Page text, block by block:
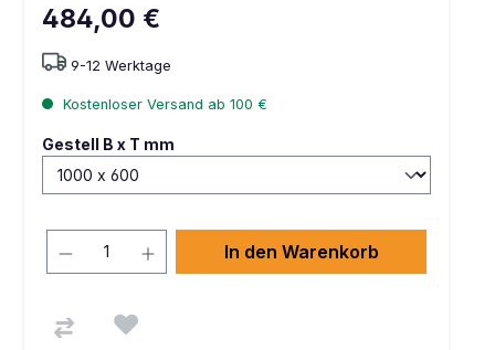
484,00 €
9-12 Werktage
Kostenloser Versand ab 100 €
Gestell B x T mm
In den Warenkorb